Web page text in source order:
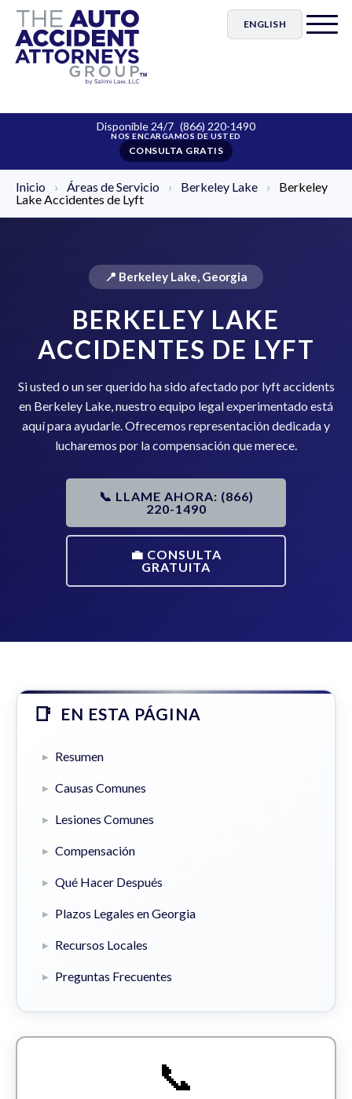
ENGLISH
Disponible 24/7 (866) 220-1490
CONSULTA GRATIS
Inicio › Áreas de Servicio › Berkeley Lake ›
Berkeley
Lake Accidentes de Lyft
📍 Berkeley Lake, Georgia
BERKELEY LAKE
ACCIDENTES DE LYFT
Si usted o un ser querido ha sido afectado por lyft accidents
en Berkeley Lake, nuestro equipo legal experimentado está
aquí para ayudarle. Ofrecemos representación dedicada y
lucharemos por la compensación que merece.
📞 LLAME AHORA: (866)
220-1490
💼 CONSULTA
GRATUITA
EN ESTA PÁGINA
Resumen
Causas Comunes
Lesiones Comunes
Compensación
Qué Hacer Después
Plazos Legales en Georgia
Recursos Locales
Preguntas Frecuentes
📞